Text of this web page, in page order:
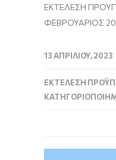
ΕΚΤΕΛΕΣΗ
ΦΕΒΡΟΥΑΡΙΟΣ
13 ΑΠΡΙΛΊΟΥ, 2023
ΕΚΤΈΛΕΣΗ